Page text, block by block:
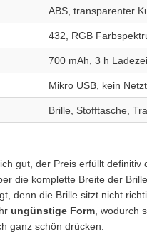
ABS, transparenter
432, RGB
700 mAh, 3 h
Mikro USB, kein
Brille, Stofftasche,
gut, der Preis erfüllt definitiv
die komplette Breite der
denn die Brille sitzt nicht
ungünstige Form, wodurch
ganz schön drücken.